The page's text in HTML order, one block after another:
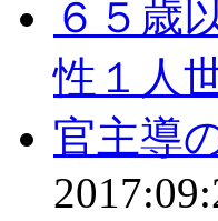
６５歳
性１人
官主導